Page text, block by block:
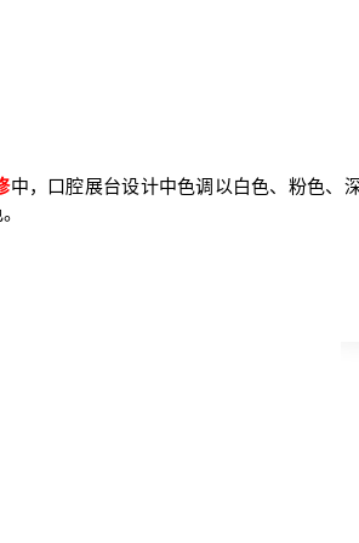
中，口腔展台设计中色调以白色、粉色、